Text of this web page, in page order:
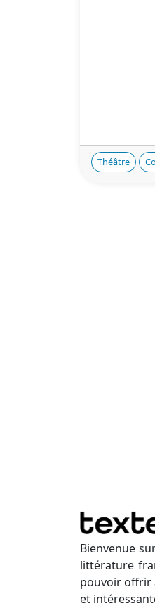
Théâtre
Bienvenue
littérature
pouvoir offrir
et